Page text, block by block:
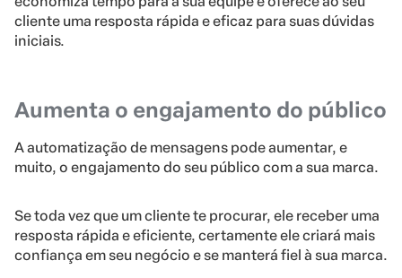
cliente uma resposta rápida e eficaz para suas dúvidas
iniciais.
Aumenta o engajamento do público
A automatização de mensagens pode aumentar, e
muito, o engajamento do seu público com a sua marca.
Se toda vez que um cliente te procurar, ele receber uma
resposta rápida e eficiente, certamente ele criará mais
confiança em seu negócio e se manterá fiel à sua marca.